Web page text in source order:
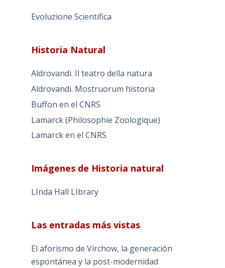
Evoluzione Scientifica
Historia Natural
Aldrovandi. Il teatro della natura
Aldrovandi. Mostruorum historia
Buffon en el CNRS
Lamarck (Philosophie Zoologique)
Lamarck en el CNRS
Imágenes de Historia natural
LInda Hall LIbrary
Las entradas más vistas
El aforismo de Virchow, la generación
espontánea y la post-modernidad